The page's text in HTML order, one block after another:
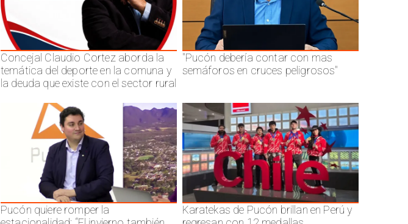
Concejal Claudio Cortez aborda la
temática del deporte en la comuna y
la deuda que existe con el sector rural
"Pucón debería contar con mas
semáforos en cruces peligrosos"
Pucón quiere romper la
Karatekas de Pucón brillan en Perú y